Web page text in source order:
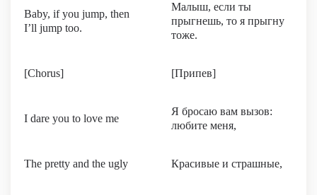
Baby, if you jump, then
I’ll jump too.
Малыш, если ты
прыгнешь, то я прыгну
тоже.
[Chorus] [Припев]
I dare you to love me
Я бросаю вам вызов:
любите меня,
The pretty and the ugly Красивые и страшные,